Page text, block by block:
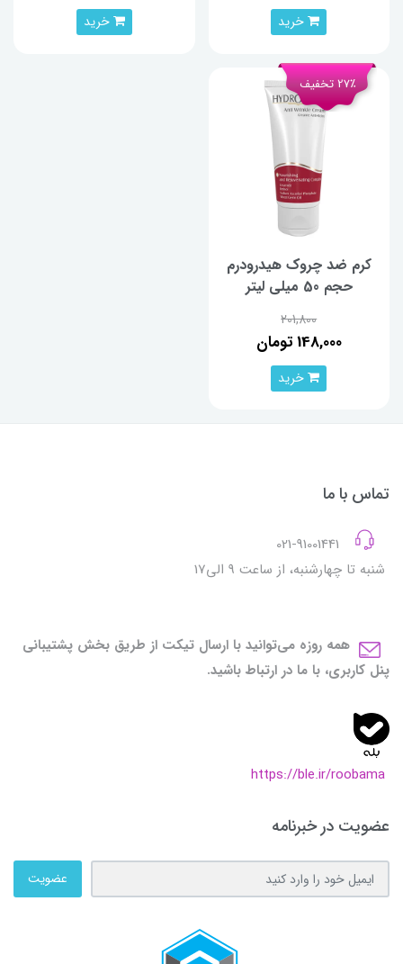
خرید خرید
کرم ضد چروک هیدرودرم
حجم 50 میلی لیتر
201,800
148,000 تومان
27٪ تخفیف
خرید
تماس با ما
شنبه تا چهارشنبه، از ساعت 9 الی17
همه روزه می‌توانید با ارسال تیکت از طریق بخش پشتیبانی
پنل کاربری، با ما در ارتباط باشید.
https://ble.ir/roobama
عضویت در خبرنامه
عضویت